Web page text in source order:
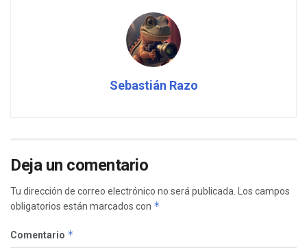
Sebastián Razo
Deja un comentario
Tu dirección de correo electrónico no será publicada.
Los campos
obligatorios están marcados con *
Comentario *